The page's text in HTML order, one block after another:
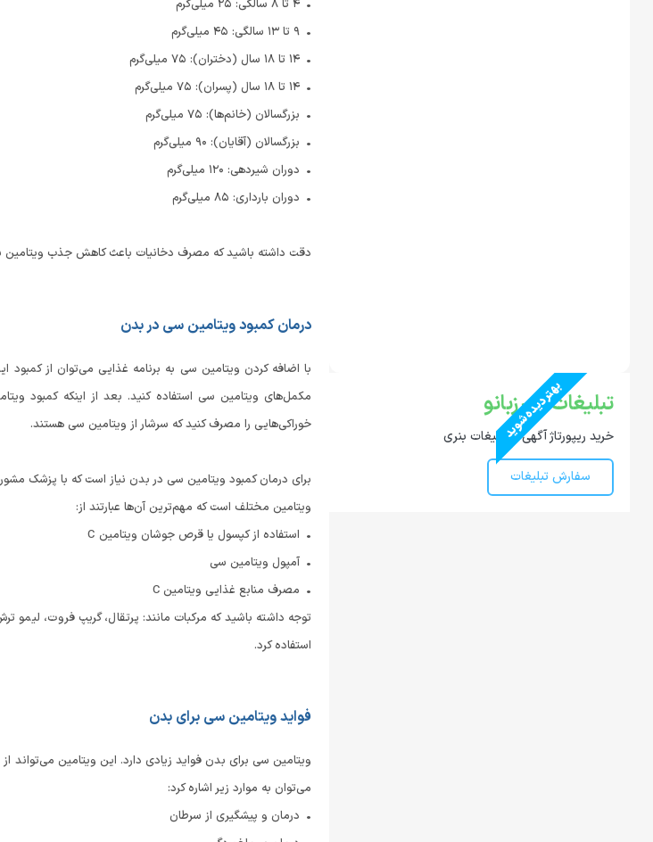
تبلیغات در رزبانو
خرید ریپورتاژ آگهی و تبلیغات بنری
سفارش تبلیغات
بهتر دیده شوید
• ۴ تا ۸ سالگی: ۲۵ میلی‌گرم
• ۹ تا ۱۳ سالگی: ۴۵ میلی‌گرم
• ۱۴ تا ۱۸ سال (دختران): ۷۵ میلی‌گرم
• ۱۴ تا ۱۸ سال (پسران): ۷۵ میلی‌گرم
• بزرگسالان (خانم‌ها): ۷۵ میلی‌گرم
• بزرگسالان (آقایان): ۹۰ میلی‌گرم
• دوران شیردهی: ۱۲۰ میلی‌گرم
• دوران بارداری: ۸۵ میلی‌گرم
دقت داشته باشید که مصرف دخانیات باعث کاهش جذب ویتامین
درمان کمبود ویتامین سی در بدن
با اضافه کردن ویتامین سی به برنامه غذایی می‌توان از کمبود
مکمل‌های ویتامین سی استفاده کنید. بعد از اینکه کمبود
خوراکی‌هایی را مصرف کنید که سرشار از ویتامین سی هستند.
برای درمان کمبود ویتامین سی در بدن نیاز است که با پزشک
ویتامین مختلف است که مهم‌ترین آن‌ها عبارتند از:
• استفاده از کپسول یا قرص جوشان ویتامین C
• آمپول ویتامین سی
• مصرف منابع غذایی ویتامین C
توجه داشته باشید که مرکبات مانند: پرتقال، گریپ فروت،
استفاده کرد.
فواید ویتامین سی برای بدن
ویتامین سی برای بدن فواید زیادی دارد. این ویتامین
می‌توان به موارد زیر اشاره کرد:
• درمان و پیشگیری از سرطان